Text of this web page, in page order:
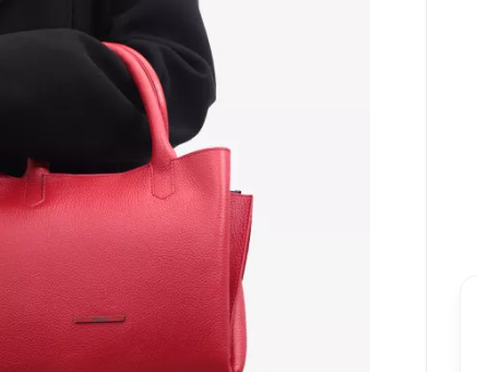
Сегодня
25%
Добавляйте товары
Оплачивайте сегодня только
% картой любого банка